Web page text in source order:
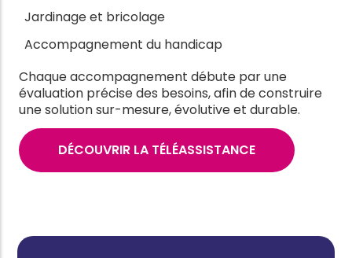
Jardinage et bricolage
Accompagnement du handicap
Chaque accompagnement débute par une
évaluation précise des besoins, afin de construire
une solution sur-mesure, évolutive et durable.
DÉCOUVRIR LA TÉLÉASSISTANCE